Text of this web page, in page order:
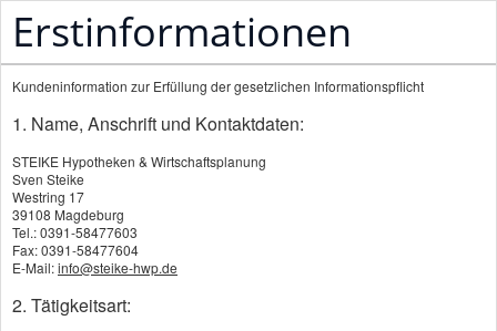
STEIKE Hypotheken & Wirtschaftsplanung
Ihr kompetenter Partner in der Pflegevorsorge
Pflegevorsorge - Kompentenz schafft Sicherheit und
Vertrauen
Erstinformationen
Kundeninformation zur Erfüllung der gesetzlichen Informationspflicht
1. Name, Anschrift und Kontaktdaten:
STEIKE Hypotheken & Wirtschaftsplanung
Sven Steike
Westring 17
39108 Magdeburg
Tel.: 0391-58477603
Fax: 0391-58477604
E-Mail:info@steike-hwp.de
2. Tätigkeitsart: